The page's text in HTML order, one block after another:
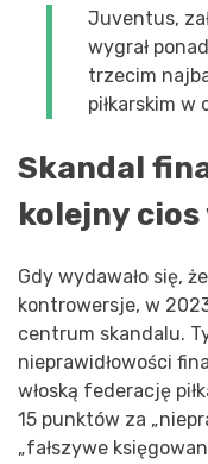
Juventus,
wygrał
trzecim
piłkarskim w
Skandal
kolejny
Gdy wydawało się,
kontrowersje, w
centrum skandalu.
nieprawidłowości
włoską federację
15 punktów za
„fałszywe